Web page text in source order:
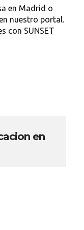
en Madrid o
nuestro portal.
con SUNSET
en